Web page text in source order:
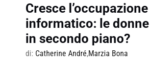
Cresce
informatico: le
in secondo piano?
di: Catherine André,Marzia Bona